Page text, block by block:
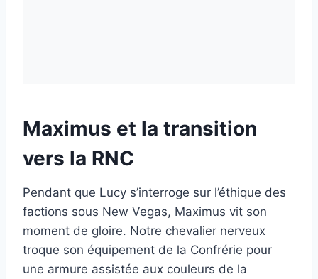
Maximus et la transition
vers la RNC
Pendant que Lucy s’interroge sur l’éthique des
factions sous New Vegas, Maximus vit son
moment de gloire. Notre chevalier nerveux
troque son équipement de la Confrérie pour
une armure assistée aux couleurs de la